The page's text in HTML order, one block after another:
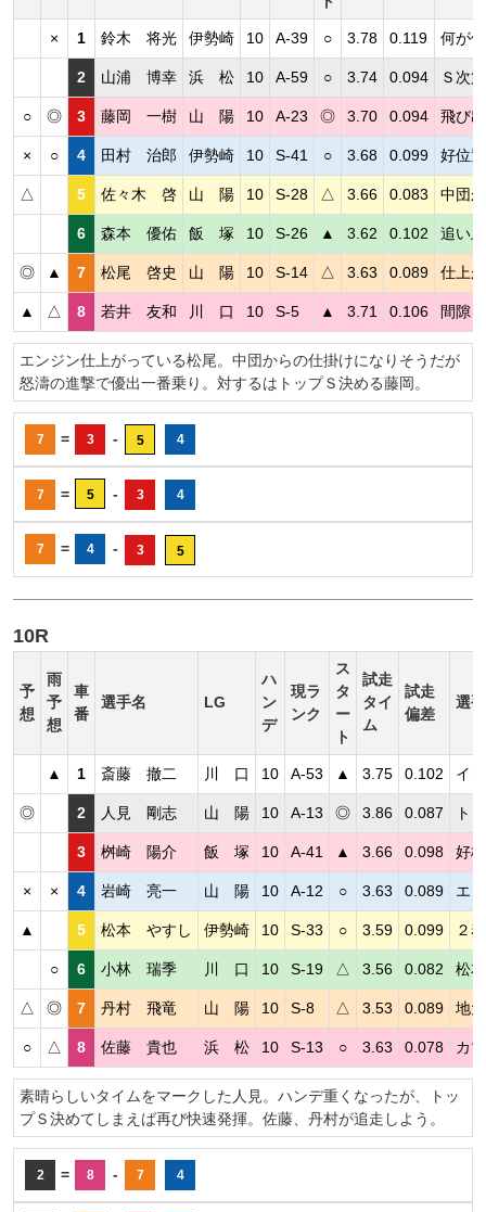
× 1 鈴木 将光 伊勢崎 10 A-39 ○ 3.78 0.119 何が
2 山浦 博幸 浜 松 10 A-59 ○ 3.74 0.094 Ｓ次
○ ◎ 3 藤岡 一樹 山 陽 10 A-23 ◎ 3.70 0.094 飛び
× ○ 4 田村 治郎 伊勢崎 10 S-41 ○ 3.68 0.099 好位
△ 5 佐々木 啓 山 陽 10 S-28 △ 3.66 0.083 中団
6 森本 優佑 飯 塚 10 S-26 ▲ 3.62 0.102 追い
◎ ▲ 7 松尾 啓史 山 陽 10 S-14 △ 3.63 0.089 仕上
▲ △ 8 若井 友和 川 口 10 S-5 ▲ 3.71 0.106 間隙
エンジン仕上がっている松尾。中団からの仕掛けになりそうだが
怒濤の進撃で優出一番乗り。対するはトップＳ決める藤岡。
7 = 3 - 5 4
7 = 5 - 3 4
7 = 4 - 3 5
10R
予
想
雨
予
想
車
番
選手名 LG
ハ
ン
デ
現ラ
ンク
ス
タ
ー
ト
試走
タイ
ム
試走
偏差
選
▲ 1 斎藤 撤二 川 口 10 A-53 ▲ 3.75 0.102 イ
◎ 2 人見 剛志 山 陽 10 A-13 ◎ 3.86 0.087 ト
3 桝崎 陽介 飯 塚 10 A-41 ▲ 3.66 0.098 好
× × 4 岩崎 亮一 山 陽 10 A-12 ○ 3.63 0.089 エ
▲ 5 松本 やすし 伊勢崎 10 S-33 ○ 3.59 0.099 ２
○ 6 小林 瑞季 川 口 10 S-19 △ 3.56 0.082 松
△ ◎ 7 丹村 飛竜 山 陽 10 S-8 △ 3.53 0.089 地
○ △ 8 佐藤 貴也 浜 松 10 S-13 ○ 3.63 0.078 カ
素晴らしいタイムをマークした人見。ハンデ重くなったが、トッ
プＳ決めてしまえば再び快速発揮。佐藤、丹村が追走しよう。
2 = 8 - 7 4